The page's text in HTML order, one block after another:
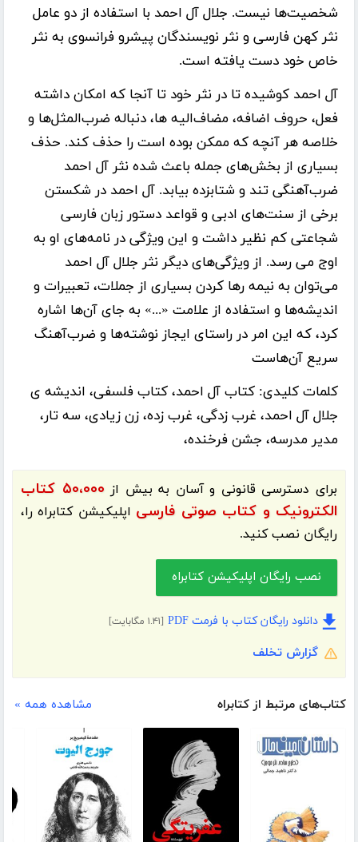
شخصیت‌ها نیست. جلال آل احمد با استفاده از دو عامل
نثر کهن فارسی و نثر نویسندگان پیشرو فرانسوی به نثر
خاص خود دست یافته است.
آل احمد کوشیده تا در نثر خود تا آنجا که امکان داشته
فعل، حروف اضافه، مضاف‌الیه ها، دنباله ضرب‌المثل‌ها و
خلاصه هر آنچه که ممکن بوده است را حذف کند. حذف
بسیاری از بخش‌های جمله باعث شده نثر آل احمد
ضرب‌آهنگی تند و شتابزده بیابد. آل احمد در شکستن
برخی از سنت‌های ادبی و قواعد دستور زبان فارسی
شجاعتی کم نظیر داشت و این ویژگی در نامه‌های او به
اوج می رسد. از ویژگی‌های دیگر نثر جلال آل احمد
می‌توان به نیمه رها کردن بسیاری از جملات، تعبیرات و
اندیشه‌ها و استفاده از علامت «...» به جای آن‌ها اشاره
کرد، که این امر در راستای ایجاز نوشته‌ها و ضرب‌آهنگ
سریع آن‌هاست
کلمات کلیدی: کتاب آل احمد، کتاب فلسفی، اندیشه ی
جلال آل احمد، غرب زدگی، غرب زده، زن زیادی، سه تار،
مدیر مدرسه، جشن فرخنده،
برای دسترسی قانونی و آسان به بیش از
۵۰،۰۰۰ کتاب
الکترونیک و کتاب صوتی فارسی اپلیکیشنکتابراهرا،
رایگان نصب کنید.
نصب رایگان اپلیکیشن کتابراه
دانلود رایگان کتاب با فرمت PDF [۱.۴۱ مگابایت]
گزارش تخلف
کتاب‌های مرتبط از کتابراه مشاهده همه »